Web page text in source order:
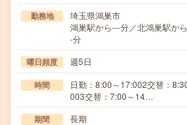
勤務地
埼玉県鴻巣市
鴻巣駅から---分／北鴻巣駅か
-分
曜日頻度 週5日
時間
日勤：8:00～17:002交替：
003交替：7:00～14…
期間 長期